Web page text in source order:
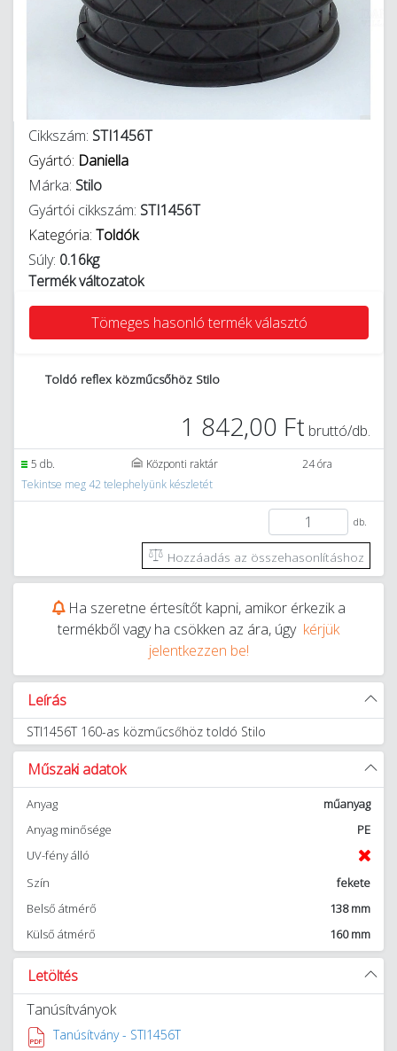
Cikkszám: STI1456T
Gyártó: Daniella
Márka: Stilo
Gyártói cikkszám: STI1456T
Kategória: Toldók
Súly: 0.16kg
Termék változatok
Tömeges hasonló termék választó
Toldó reflex közműcsőhöz Stilo
1 842,00 Ft bruttó/db.
5 db. Központi raktár
24 óra
Tekintse meg 42 telephelyünk készletét
db.
Hozzáadás az összehasonlításhoz
Ha szeretne értesítőt kapni, amikor érkezik a
termékből vagy ha csökken az ára, úgy kérjük
jelentkezzen be!
Leírás
STI1456T 160-as közműcsőhöz toldó Stilo
Műszaki adatok
Anyag
műanyag
Anyag minősége
PE
UV-fény álló
Szín
fekete
Belső átmérő
138 mm
Külső átmérő
160 mm
Letöltés
Tanúsítványok
Tanúsítvány - STI1456T